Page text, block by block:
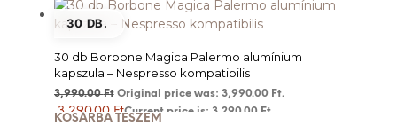
30 DB.
30 db Borbone Magica Palermo alumínium
kapszula – Nespresso kompatibilis
3,990.00Ft Original price was: 3,990.00 Ft.
3,290.00 FtCurrent price is: 3,290.00 Ft.
KOSÁRBA TESZEM